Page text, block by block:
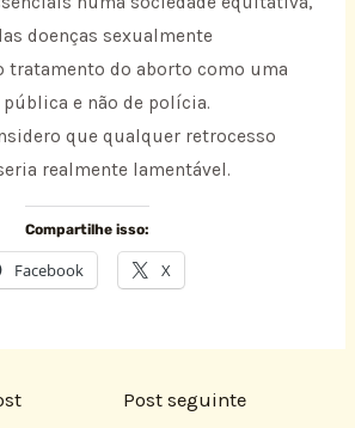
doenças sexualmente
tratamento do aborto como uma
e não de polícia.
que qualquer retrocesso
realmente lamentável.
Compartilhe isso:
Facebook X
Post seguinte